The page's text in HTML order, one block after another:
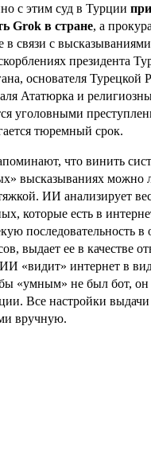
с этим суд в Турции
Grok в стране, а
в связи с
президента
основателя Турецкой
Ататюрка и
уголовными
тюремный срок.
что винить
высказываниях можно
ИИ анализирует
которые есть в
последовательность в
выдает ее в качестве
«видит» интернет в
«умным» не был бот, он
Все настройки выдачи
вручную.